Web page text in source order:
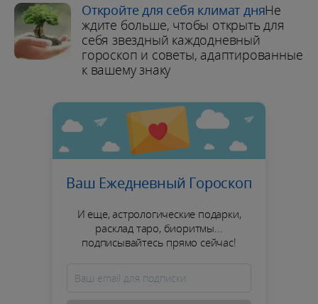
Откройте для себя климат дняНе
ждите больше, чтобы открыть для
себя звездный каждодневный
гороскоп и советы, адаптированные
к вашему знаку
Ваш Ежедневный Гороскоп
И еще, астрологические подарки,
расклад таро, биоритмы...
подписывайтесь прямо сейчас!